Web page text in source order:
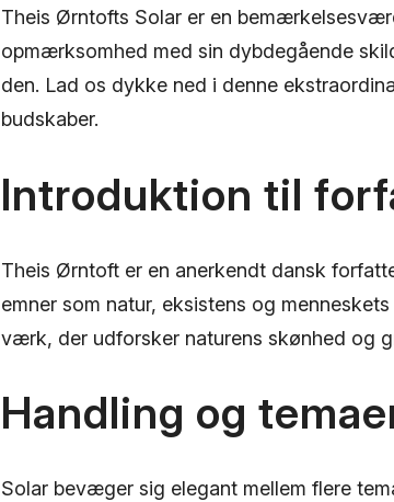
Theis Ørntofts Solar er en
opmærksomhed med sin dybdegående
den. Lad os dykke ned i denne
budskaber.
Introduktion til
Theis Ørntoft er en anerkendt dansk
emner som natur, eksistens og
værk, der udforsker naturens skønhed og
Handling og
Solar bevæger sig elegant mellem flere